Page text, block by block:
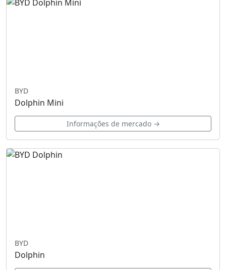
BYD
Dolphin Mini
Informações de mercado →
BYD
Dolphin